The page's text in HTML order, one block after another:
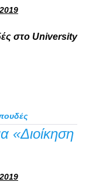
στο University
«Διοίκηση